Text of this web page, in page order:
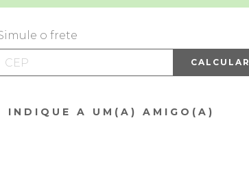
o frete
CALCULAR
INDIQUE A UM(A) AMIGO(A)